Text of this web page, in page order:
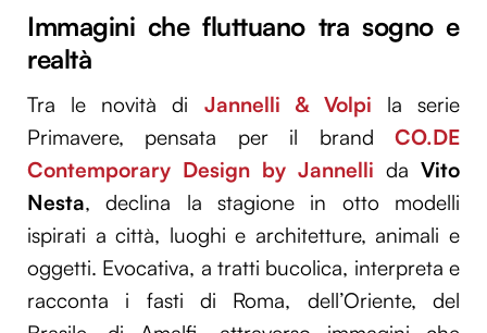
Immagini che fluttuano tra sogno e
realtà
Tra le novità di Jannelli & Volpi
la serie
Primavere, pensata per il brand CO.DE
Contemporary Design by Jannelli da Vito
Nesta, declina la stagione in otto modelli
ispirati a città, luoghi e architetture, animali e
oggetti. Evocativa, a tratti bucolica, interpreta e
racconta i fasti di Roma, dell’Oriente, del